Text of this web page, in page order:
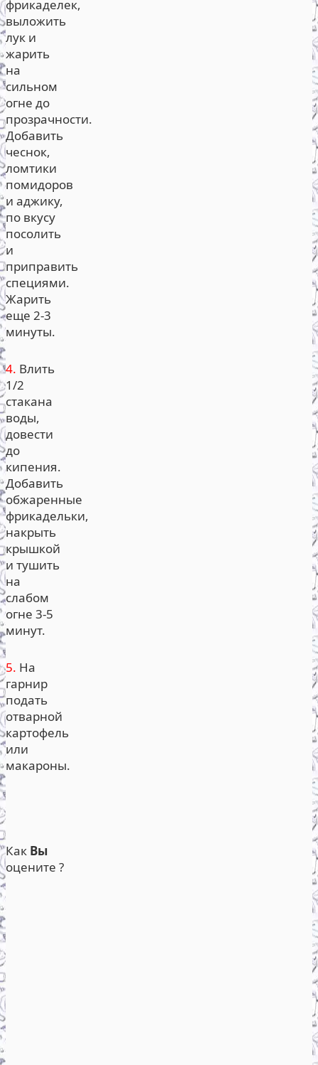
фрикаделек,
выложить
лук и
жарить
на
сильном
огне до
прозрачности.
Добавить
чеснок,
ломтики
помидоров
и аджику,
по вкусу
посолить
и
приправить
специями.
Жарить
еще 2-3
минуты.
4. Влить
1/2
стакана
воды,
довести
до
кипения.
Добавить
обжаренные
фрикадельки,
накрыть
крышкой
и тушить
на
слабом
огне 3-5
минут.
5. На
гарнир
подать
отварной
картофель
или
макароны.
Как Вы
оцените ?